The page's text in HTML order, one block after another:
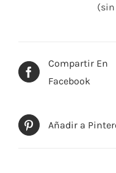
Compartir En
Facebook
Añadir a